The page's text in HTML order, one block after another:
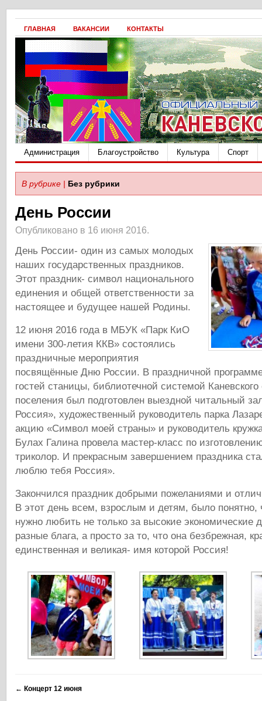
ГЛАВНАЯ ВАКАНСИИ КОНТАКТЫ
Администрация Благоустройство Культура Спорт
В рубрике | Без рубрики
День России
Опубликовано в 16 июня 2016.
День России- один из самых молодых
наших государственных праздников.
Этот праздник- символ национального
единения и общей ответственности за
настоящее и будущее нашей Родины.
12 июня 2016 года в МБУК «Парк КиО
имени 300-летия ККВ» состоялись
праздничные мероприятия
посвящённые Дню России. В праздничной
гостей станицы, библиотечной системой Каневского
поселения был подготовлен выездной читальный
Россия», художественный руководитель парка
акцию «Символ моей страны» и руководитель
Булах Галина провела мастер-класс по
триколор. И прекрасным завершением праздника
люблю тебя Россия».
Закончился праздник добрыми пожеланиями и
В этот день всем, взрослым и детям, было понятно,
нужно любить не только за высокие экономические
разные блага, а просто за то, что она безбрежная,
единственная и великая- имя которой Россия!
← Концерт 12 июня